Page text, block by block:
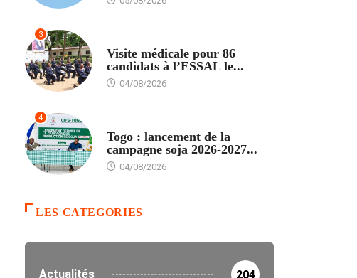
3
Visite médicale pour 86
candidats à l’ESSAL le...
04/08/2026
4
Togo : lancement de la
campagne soja 2026-2027...
04/08/2026
LES CATEGORIES
Actualités 204